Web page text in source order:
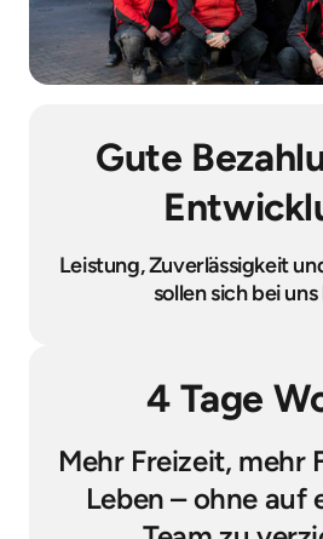
Gute
Leistung, Zuverlässigkeit
sollen sich bei uns
4 Tage
Mehr Freizeit, mehr
Leben – ohne auf